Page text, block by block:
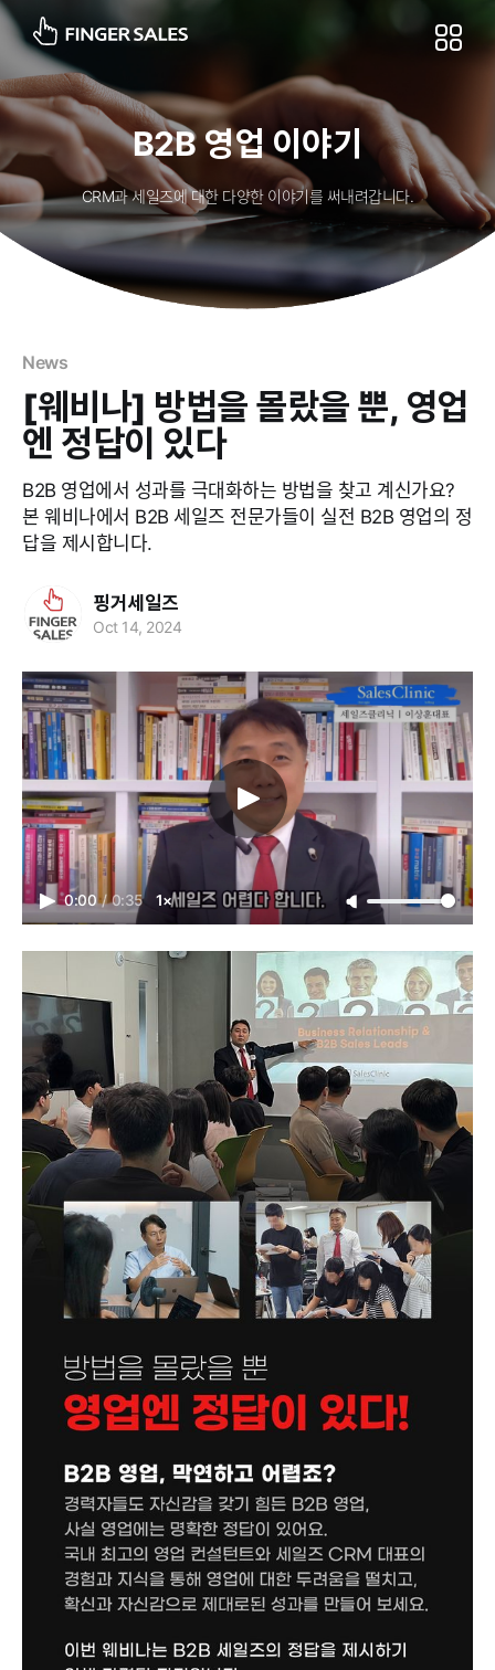
B2B 영업 이야기
CRM과 세일즈에 대한 다양한 이야기를 써내려갑니다.
News
[웨비나] 방법을 몰랐을 뿐, 영업
엔 정답이 있다
B2B 영업에서 성과를 극대화하는 방법을 찾고 계신가요?
본 웨비나에서 B2B 세일즈 전문가들이 실전 B2B 영업의 정
답을 제시합니다.
핑거세일즈
Oct 14, 2024
0:00 / 0:35 1×